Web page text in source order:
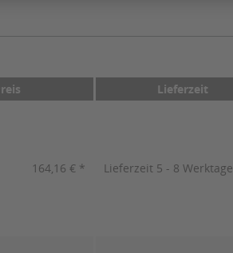
Lieferzeit
164,16 € * Lieferzeit 5 - 8 Werktage